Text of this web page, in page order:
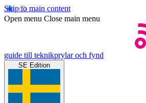
Skip to main content
Open menu Close main menu
guide till teknikprylar och fynd
SE Edition